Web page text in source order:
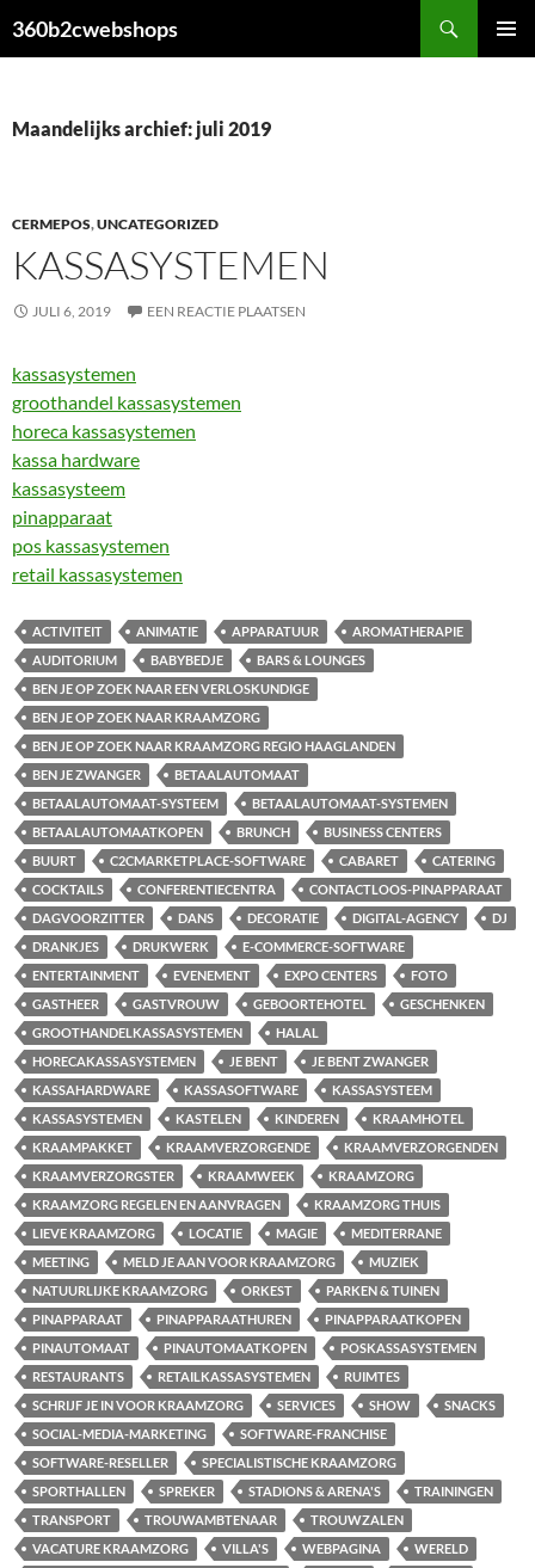
naar
360b2cwebshops
Maandelijks archief: juli 2019
CERMEPOS,UNCATEGORIZED
KASSASYSTEMEN
JULI 6, 2019 EEN REACTIE PLAATSEN
kassasystemen
groothandel kassasystemen
horeca kassasystemen
kassa hardware
kassasysteem
pinapparaat
pos kassasystemen
retail kassasystemen
ACTIVITEIT ANIMATIE APPARATUUR
AROMATHERAPIE
AUDITORIUM
BABYBEDJE
BARS & LOUNGES
BEN JE OP ZOEK NAAR EEN VERLOSKUNDIGE
BEN JE OP ZOEK NAAR KRAAMZORG
BEN JE OP ZOEK NAAR KRAAMZORG REGIO HAAGLANDEN
BEN JE ZWANGER
BETAALAUTOMAAT
BETAALAUTOMAAT-SYSTEEM
BETAALAUTOMAAT-SYSTEMEN
BETAALAUTOMAATKOPEN
BRUNCH
BUSINESS CENTERS
BUURT
C2CMARKETPLACE-SOFTWARE CABARET
CATERING
COCKTAILS
CONFERENTIECENTRA
CONTACTLOOS-PINAPPARAAT
DAGVOORZITTER
DANS DECORATIE DIGITAL-AGENCY
DJ
DRANKJES
DRUKWERK
E-COMMERCE-SOFTWARE
ENTERTAINMENT
EVENEMENT EXPO CENTERS
FOTO
GASTHEER
GASTVROUW GEBOORTEHOTEL
GESCHENKEN
GROOTHANDELKASSASYSTEMEN
HALAL
HORECAKASSASYSTEMEN
JE BENT
JE BENT ZWANGER
KASSAHARDWARE
KASSASOFTWARE
KASSASYSTEEM
KASSASYSTEMEN
KASTELEN KINDEREN
KRAAMHOTEL
KRAAMPAKKET
KRAAMVERZORGENDE
KRAAMVERZORGENDEN
KRAAMVERZORGSTER
KRAAMWEEK
KRAAMZORG
KRAAMZORG REGELEN EN AANVRAGEN
KRAAMZORG THUIS
LIEVE KRAAMZORG
LOCATIE MAGIE
MEDITERRANE
MEETING
MELD JE AAN VOOR KRAAMZORG
MUZIEK
NATUURLIJKE KRAAMZORG
ORKEST
PARKEN & TUINEN
PINAPPARAAT
PINAPPARAATHUREN
PINAPPARAATKOPEN
PINAUTOMAAT
PINAUTOMAATKOPEN
POSKASSASYSTEMEN
RESTAURANTS
RETAILKASSASYSTEMEN
RUIMTES
SCHRIJF JE IN VOOR KRAAMZORG
SERVICES SHOW
SNACKS
SOCIAL-MEDIA-MARKETING
SOFTWARE-FRANCHISE
SOFTWARE-RESELLER
SPECIALISTISCHE KRAAMZORG
SPORTHALLEN
SPREKER STADIONS & ARENA'S
TRAININGEN
TRANSPORT
TROUWAMBTENAAR
TROUWZALEN
VACATURE KRAAMZORG
VILLA'S WEBPAGINA
WERELD